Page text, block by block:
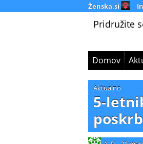
Ženska.si
Pridružite
Domov
Aktualno
5-